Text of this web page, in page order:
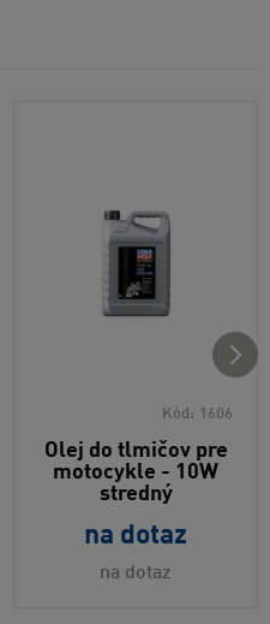
Kód: 1606
Olej do tlmičov pre
motocykle - 10W
stredný
na dotaz
na dotaz